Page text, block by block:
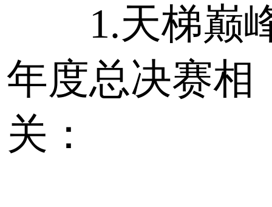
1.天梯巅
年度总决赛相
关：